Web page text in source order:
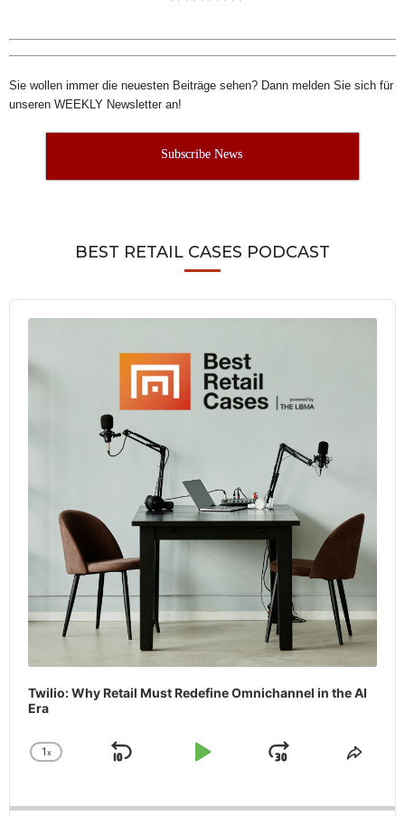
Sie wollen immer die neuesten Beiträge sehen? Dann melden Sie sich für
unseren WEEKLY Newsletter an!
Subscribe News
BEST RETAIL CASES PODCAST
Audio
Player
Twilio: Why Retail Must Redefine Omnichannel in the AI
Era
Change
1x
Skip
Play
Jump
Share